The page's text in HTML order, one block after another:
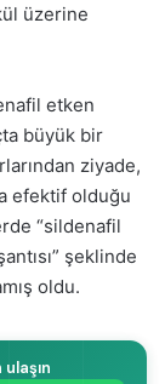
üzerine
etken
büyük bir
ziyade,
efektif olduğu
“sildenafil
şeklinde
oldu.